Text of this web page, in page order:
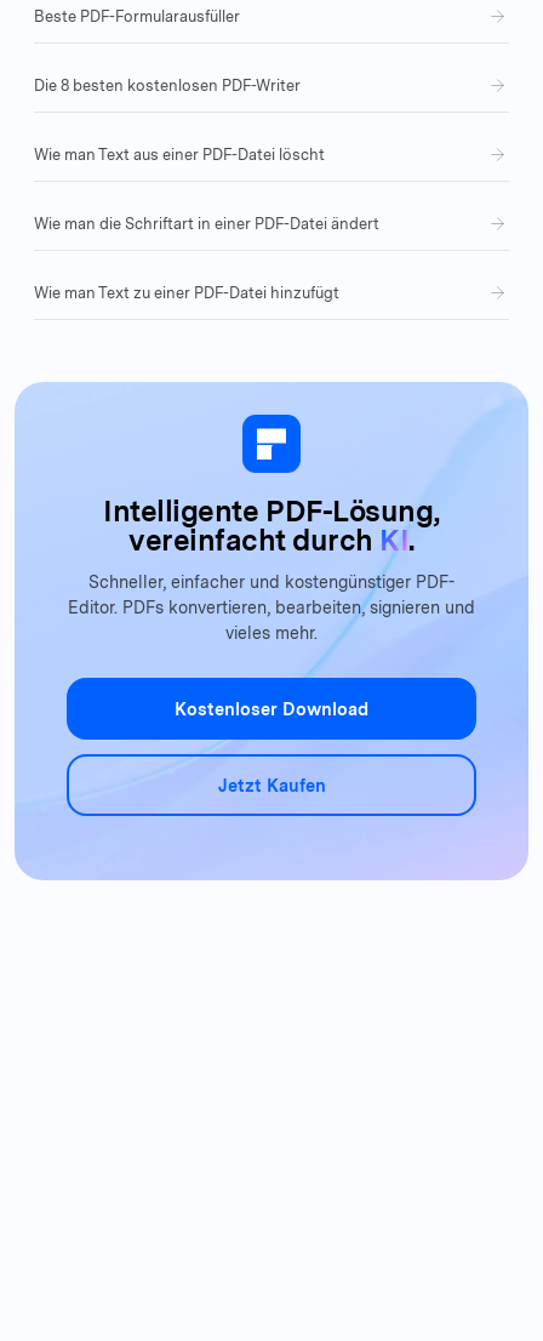
Beste PDF-Formularausfüller
Die 8 besten kostenlosen PDF-Writer
Wie man Text aus einer PDF-Datei löscht
Wie man die Schriftart in einer PDF-Datei ändert
Wie man Text zu einer PDF-Datei hinzufügt
Intelligente PDF-Lösung,
vereinfacht durch KI.
Schneller, einfacher und kostengünstiger PDF-
Editor. PDFs konvertieren, bearbeiten, signieren und
vieles mehr.
Kostenloser Download
Jetzt Kaufen